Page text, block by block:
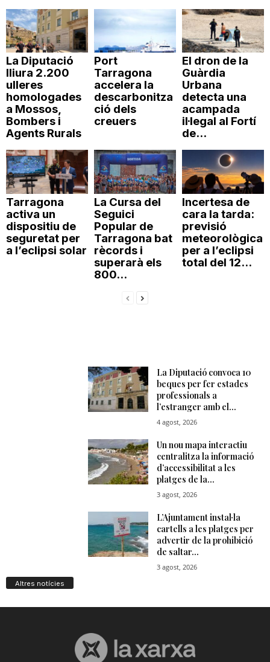
La Diputació
lliura 2.200
ulleres
homologades
a Mossos,
Bombers i
Agents Rurals
Port
Tarragona
accelera la
descarbonitza
ció dels
creuers
El dron de la
Guàrdia
Urbana
detecta una
acampada
il·legal al Fortí
de...
Tarragona
activa un
dispositiu de
seguretat per
a l’eclipsi solar
La Cursa del
Seguici
Popular de
Tarragona bat
rècords i
superarà els
800...
Incertesa de
cara la tarda:
previsió
meteorològica
per a l’eclipsi
total del 12...
Altres notícies